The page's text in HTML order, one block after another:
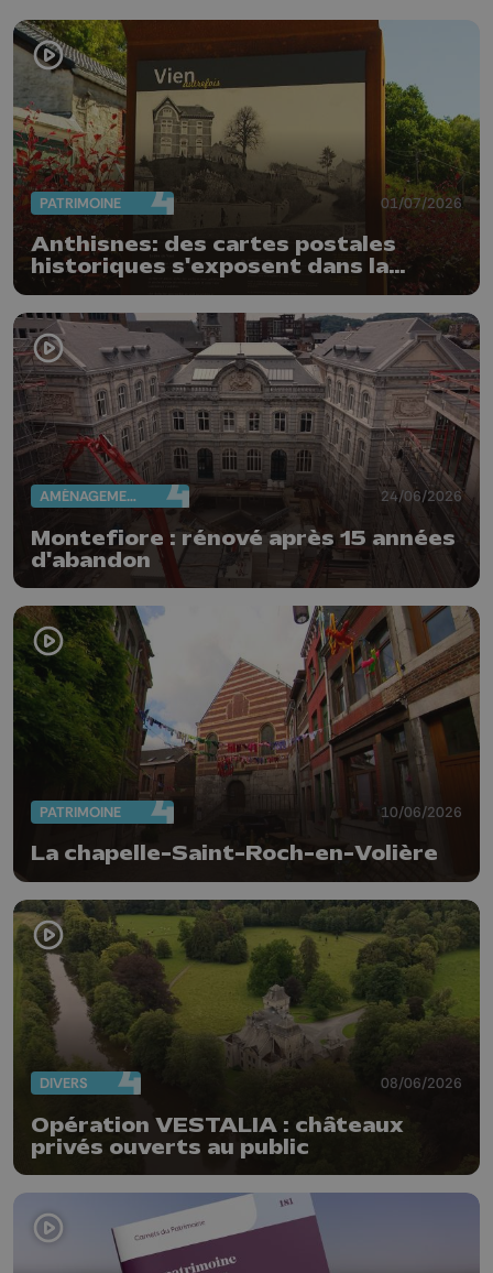
PATRIMOINE 01/07/2026
Anthisnes: des cartes postales
historiques s'exposent dans la
commune
AMÉNAGEMENT DU TERRITOIRE 24/06/2026
Montefiore : rénové après 15 années
d'abandon
PATRIMOINE 10/06/2026
La chapelle-Saint-Roch-en-Volière
DIVERS 08/06/2026
Opération VESTALIA : châteaux
privés ouverts au public